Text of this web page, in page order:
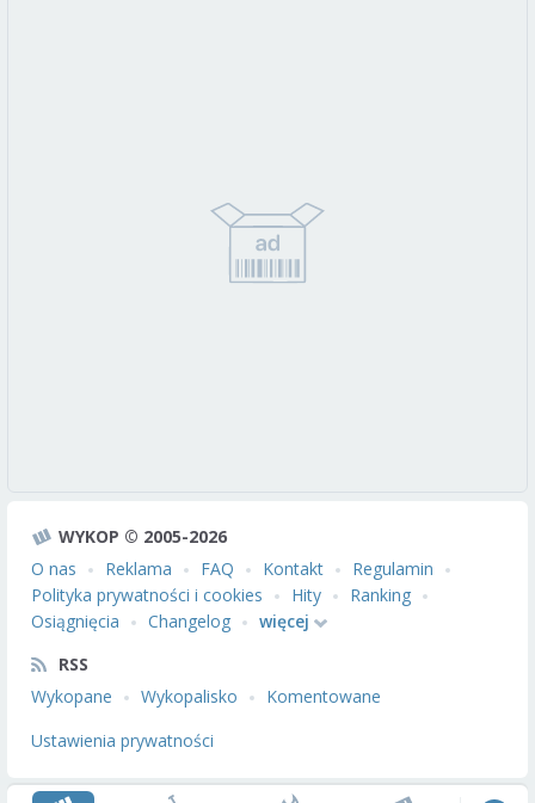
WYKOP © 2005-2026
O nas
Reklama FAQ Kontakt
Regulamin
Polityka prywatności i cookies
Hity
Ranking
Osiągnięcia
Changelog
więcej
RSS
Wykopane
Wykopalisko
Komentowane
Ustawienia prywatności